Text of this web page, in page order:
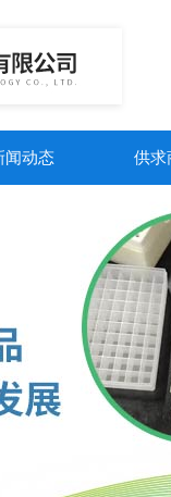
闻动态 供求